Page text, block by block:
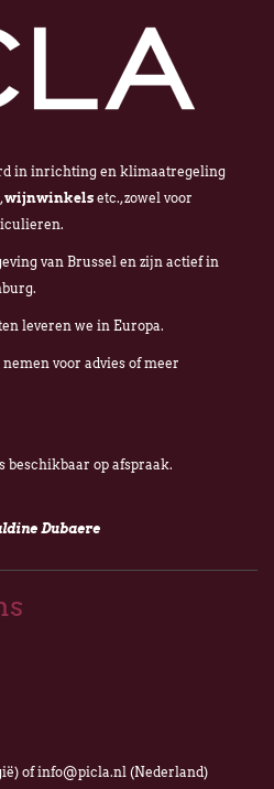
in inrichting en klimaatregeling
,wijnwinkels etc., zowel voor
van Brussel en zijn actief in
leveren we in Europa.
voor advies of meer
beschikbaar op afspraak.
Dubaere
of info@picla.nl (Nederland)